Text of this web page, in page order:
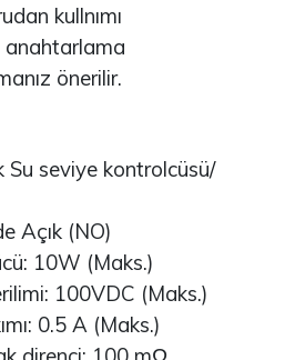
kullnımı
anahtarlama
önerilir.
seviye kontrolcüsü/
Açık (NO)
10W (Maks.)
100VDC (Maks.)
0.5 A (Maks.)